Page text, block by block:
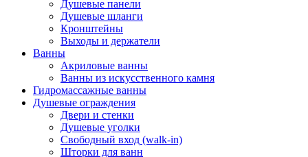
Душевые панели
Душевые шланги
Кронштейны
Выходы и держатели
Ванны
Акриловые ванны
Ванны из искусственного камня
Гидромассажные ванны
Душевые ограждения
Двери и стенки
Душевые уголки
Свободный вход (walk-in)
Шторки для ванн